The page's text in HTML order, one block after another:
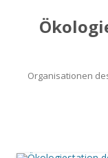
Organisationen